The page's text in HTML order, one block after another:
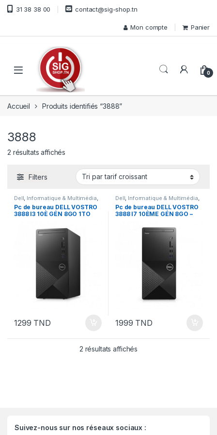
Skip to navigation
Skip to content
31 38 38 00 contact@sig-shop.tn
Mon compte Panier
Open 0
Accueil Produits identifiés “3888”
3888
2 résultats affichés
Filters
Dell, Informatique & Multimédia,
Ordinateur de bureau ,Pc de
bureau
Pc de bureau DELL VOSTRO
3888 I3 10È GÉN 8GO 1TO
1299 TND
Dell, Informatique & Multimédia,
Ordinateur de bureau ,Pc de
bureau
Pc de bureau DELL VOSTRO
3888 I7 10ÈME GÉN 8GO –
1999 TND
2 résultats affichés
Suivez-nous sur nos réseaux sociaux :